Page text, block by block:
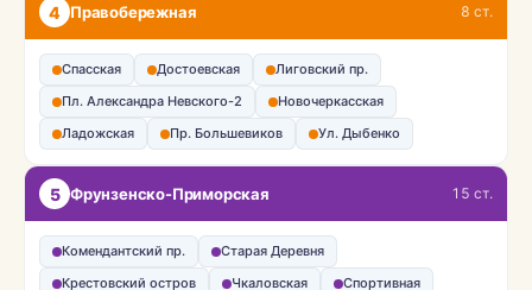
4 Правобережная 8 ст.
Спасская Достоевская
Лиговский пр.
Пл. Александра Невского-2
Новочеркасская
Ладожская
Пр. Большевиков Ул. Дыбенко
5 Фрунзенско-Приморская 15 ст.
Комендантский пр.
Старая Деревня
Крестовский остров
Чкаловская
Спортивная